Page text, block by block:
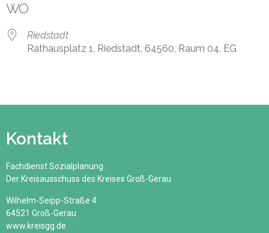
WO
Riedstadt
Rathausplatz 1, Riedstadt, 64560, Raum 04, EG
Kontakt
Fachdienst Sozialplanung
Der Kreisausschuss des Kreises Groß-Gerau
Wilhelm-Seipp-Straße 4
64521 Groß-Gerau
www.kreisgg.de